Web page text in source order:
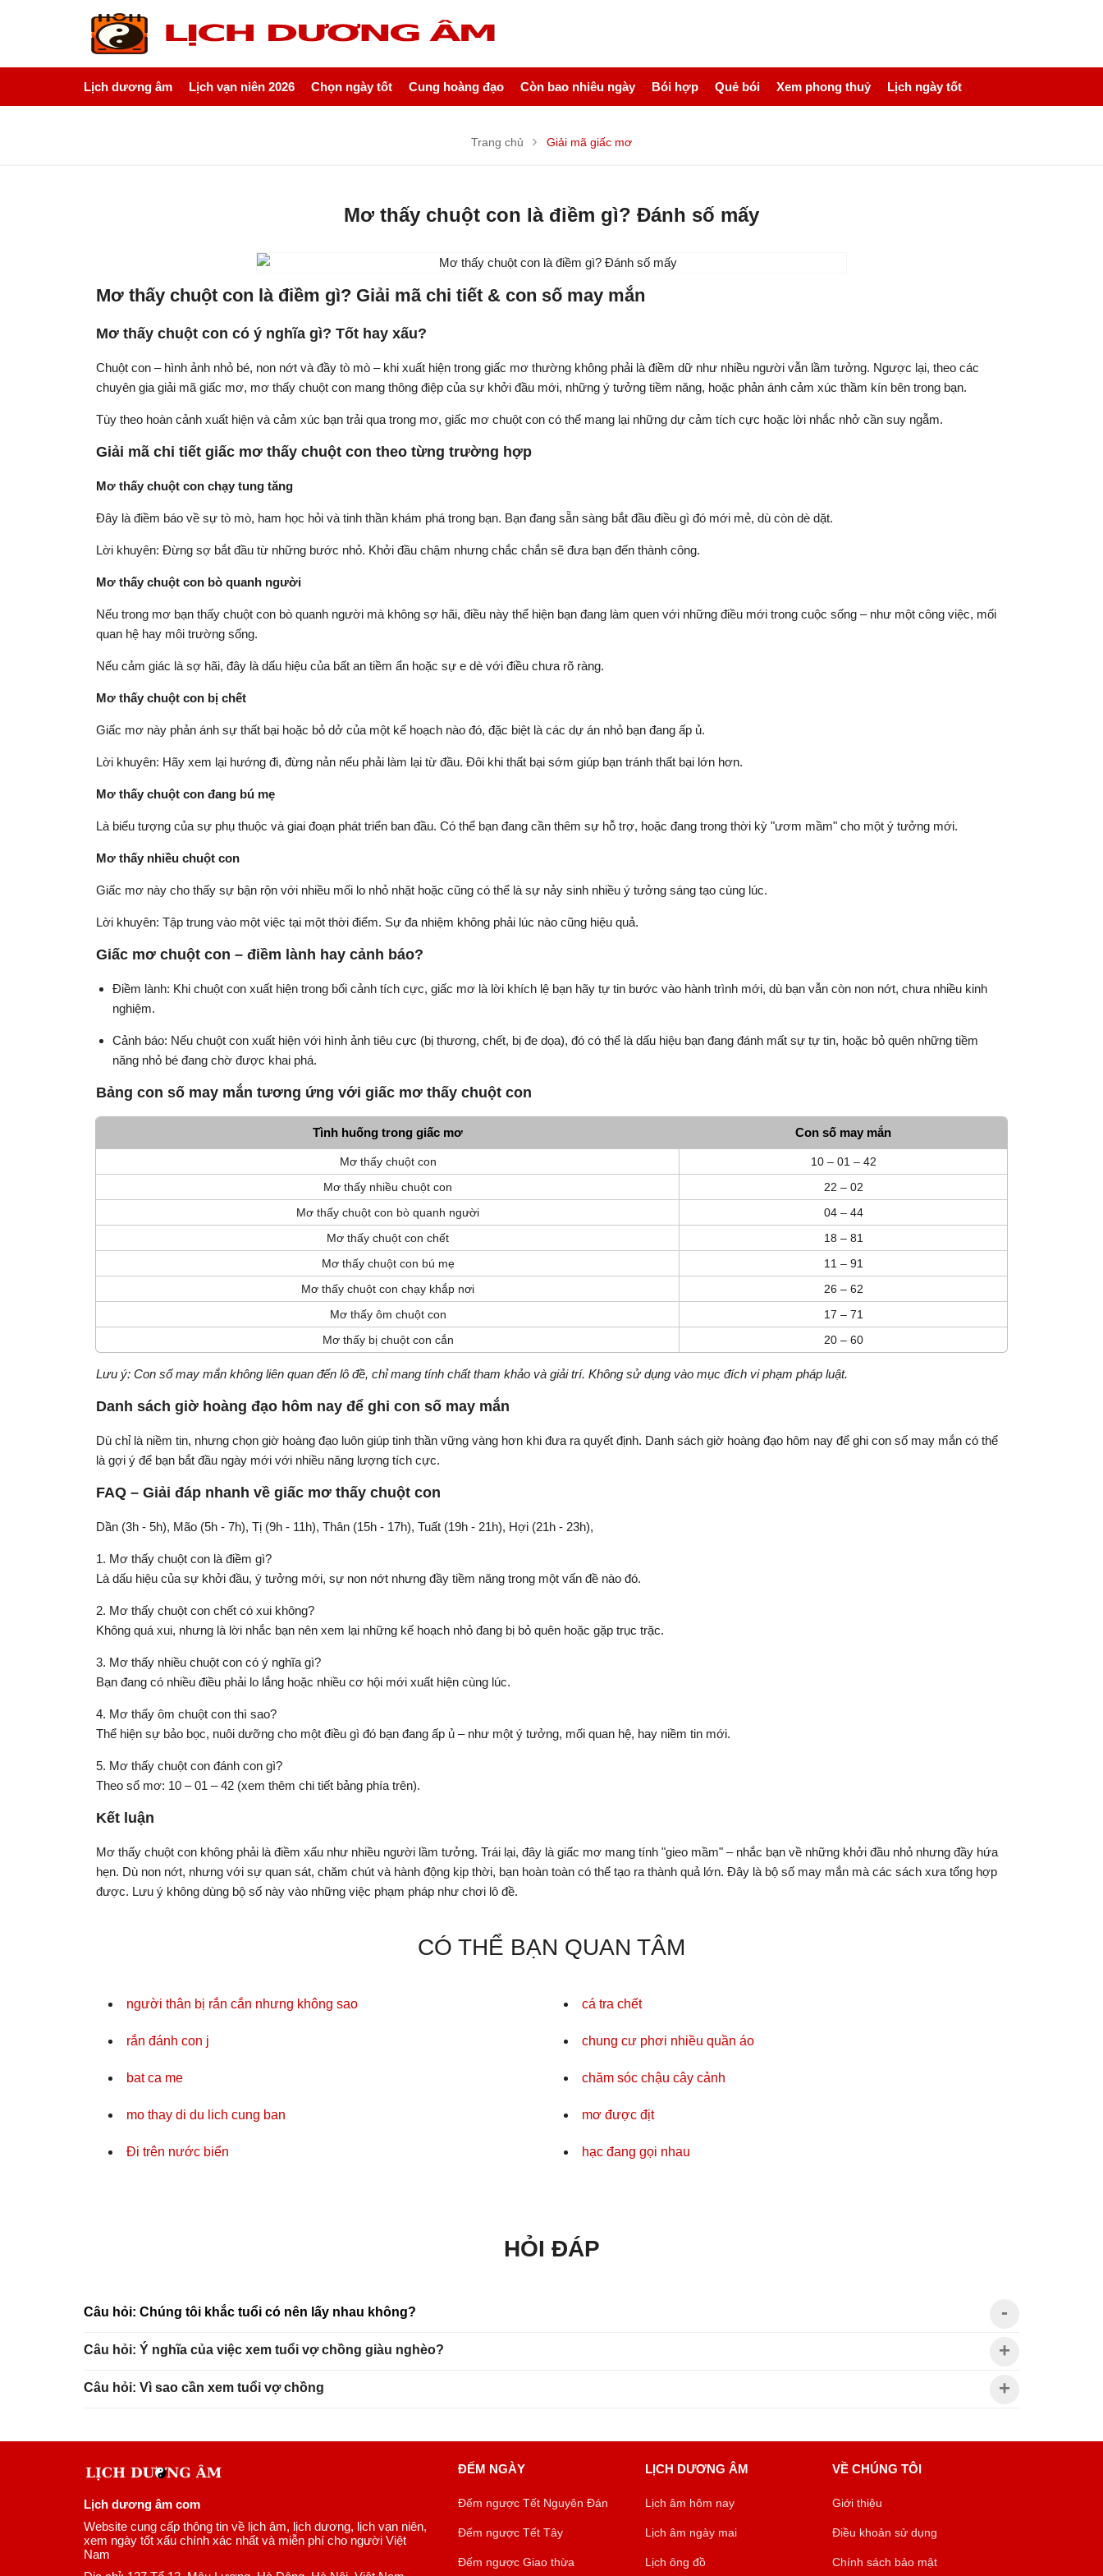
Lịch dương âm Lịch vạn niên 2026 Chọn ngày tốt Cung hoàng đạo Còn bao nhiêu ngày Bói hợp Quẻ bói Xem phong thuỷ Lịch ngày tốt
Trang chủ Giải mã giấc mơ
Mơ thấy chuột con là điềm gì? Đánh số mấy
Mơ thấy chuột con là điềm gì? Giải mã chi tiết & con số may mắn
Mơ thấy chuột con có ý nghĩa gì? Tốt hay xấu?
Chuột con – hình ảnh nhỏ bé, non nớt và đầy tò mò – khi xuất hiện trong giấc mơ thường không phải là điềm dữ như nhiều người vẫn lầm tưởng. Ngược lại, theo các
chuyên gia giải mã giấc mơ, mơ thấy chuột con mang thông điệp của sự khởi đầu mới, những ý tưởng tiềm năng, hoặc phản ánh cảm xúc thầm kín bên trong bạn.
Tùy theo hoàn cảnh xuất hiện và cảm xúc bạn trải qua trong mơ, giấc mơ chuột con có thể mang lại những dự cảm tích cực hoặc lời nhắc nhở cần suy ngẫm.
Giải mã chi tiết giấc mơ thấy chuột con theo từng trường hợp
Mơ thấy chuột con chạy tung tăng
Đây là điềm báo về sự tò mò, ham học hỏi và tinh thần khám phá trong bạn. Bạn đang sẵn sàng bắt đầu điều gì đó mới mẻ, dù còn dè dặt.
Lời khuyên: Đừng sợ bắt đầu từ những bước nhỏ. Khởi đầu chậm nhưng chắc chắn sẽ đưa bạn đến thành công.
Mơ thấy chuột con bò quanh người
Nếu trong mơ bạn thấy chuột con bò quanh người mà không sợ hãi, điều này thể hiện bạn đang làm quen với những điều mới trong cuộc sống – như một công việc, mối
quan hệ hay môi trường sống.
Nếu cảm giác là sợ hãi, đây là dấu hiệu của bất an tiềm ẩn hoặc sự e dè với điều chưa rõ ràng.
Mơ thấy chuột con bị chết
Giấc mơ này phản ánh sự thất bại hoặc bỏ dở của một kế hoạch nào đó, đặc biệt là các dự án nhỏ bạn đang ấp ủ.
Lời khuyên: Hãy xem lại hướng đi, đừng nản nếu phải làm lại từ đầu. Đôi khi thất bại sớm giúp bạn tránh thất bại lớn hơn.
Mơ thấy chuột con đang bú mẹ
Là biểu tượng của sự phụ thuộc và giai đoạn phát triển ban đầu. Có thể bạn đang cần thêm sự hỗ trợ, hoặc đang trong thời kỳ "ươm mầm" cho một ý tưởng mới.
Mơ thấy nhiều chuột con
Giấc mơ này cho thấy sự bận rộn với nhiều mối lo nhỏ nhặt hoặc cũng có thể là sự nảy sinh nhiều ý tưởng sáng tạo cùng lúc.
Lời khuyên: Tập trung vào một việc tại một thời điểm. Sự đa nhiệm không phải lúc nào cũng hiệu quả.
Giấc mơ chuột con – điềm lành hay cảnh báo?
Điềm lành: Khi chuột con xuất hiện trong bối cảnh tích cực, giấc mơ là lời khích lệ bạn hãy tự tin bước vào hành trình mới, dù bạn vẫn còn non nớt, chưa nhiều kinh
nghiệm.
Cảnh báo: Nếu chuột con xuất hiện với hình ảnh tiêu cực (bị thương, chết, bị đe dọa), đó có thể là dấu hiệu bạn đang đánh mất sự tự tin, hoặc bỏ quên những tiềm
năng nhỏ bé đang chờ được khai phá.
Bảng con số may mắn tương ứng với giấc mơ thấy chuột con
Tình huống trong giấc mơ Con số may mắn
Mơ thấy chuột con
10 – 01 – 42
Mơ thấy nhiều chuột con
22 – 02
Mơ thấy chuột con bò quanh người
04 – 44
Mơ thấy chuột con chết
18 – 81
Mơ thấy chuột con bú mẹ
11 – 91
Mơ thấy chuột con chạy khắp nơi
26 – 62
Mơ thấy ôm chuột con
17 – 71
Mơ thấy bị chuột con cắn
20 – 60
Lưu ý: Con số may mắn không liên quan đến lô đề, chỉ mang tính chất tham khảo và giải trí. Không sử dụng vào mục đích vi phạm pháp luật.
Danh sách giờ hoàng đạo hôm nay để ghi con số may mắn
Dù chỉ là niềm tin, nhưng chọn giờ hoàng đạo luôn giúp tinh thần vững vàng hơn khi đưa ra quyết định. Danh sách giờ hoàng đạo hôm nay để ghi con số may mắn có thể
là gợi ý để bạn bắt đầu ngày mới với nhiều năng lượng tích cực.
FAQ – Giải đáp nhanh về giấc mơ thấy chuột con
Dần (3h - 5h), Mão (5h - 7h), Tị (9h - 11h), Thân (15h - 17h), Tuất (19h - 21h), Hợi (21h - 23h),
1. Mơ thấy chuột con là điềm gì?
Là dấu hiệu của sự khởi đầu, ý tưởng mới, sự non nớt nhưng đầy tiềm năng trong một vấn đề nào đó.
2. Mơ thấy chuột con chết có xui không?
Không quá xui, nhưng là lời nhắc bạn nên xem lại những kế hoạch nhỏ đang bị bỏ quên hoặc gặp trục trặc.
3. Mơ thấy nhiều chuột con có ý nghĩa gì?
Bạn đang có nhiều điều phải lo lắng hoặc nhiều cơ hội mới xuất hiện cùng lúc.
4. Mơ thấy ôm chuột con thì sao?
Thể hiện sự bảo bọc, nuôi dưỡng cho một điều gì đó bạn đang ấp ủ – như một ý tưởng, mối quan hệ, hay niềm tin mới.
5. Mơ thấy chuột con đánh con gì?
Theo sổ mơ: 10 – 01 – 42 (xem thêm chi tiết bảng phía trên).
Kết luận
Mơ thấy chuột con không phải là điềm xấu như nhiều người lầm tưởng. Trái lại, đây là giấc mơ mang tính "gieo mầm" – nhắc bạn về những khởi đầu nhỏ nhưng đầy hứa
hẹn. Dù non nớt, nhưng với sự quan sát, chăm chút và hành động kịp thời, bạn hoàn toàn có thể tạo ra thành quả lớn. Đây là bộ số may mắn mà các sách xưa tổng hợp
được. Lưu ý không dùng bộ số này vào những việc phạm pháp như chơi lô đề.
CÓ THỂ BẠN QUAN TÂM
người thân bị rắn cắn nhưng không sao
rắn đánh con j
bat ca me
mo thay di du lich cung ban
Đi trên nước biển
cá tra chết
chung cư phơi nhiều quần áo
chăm sóc chậu cây cảnh
mơ được địt
hạc đang gọi nhau
HỎI ĐÁP
Câu hỏi: Chúng tôi khắc tuổi có nên lấy nhau không?
Câu hỏi: Ý nghĩa của việc xem tuổi vợ chồng giàu nghèo?
Câu hỏi: Vì sao cần xem tuổi vợ chồng
Lịch dương âm com
Website cung cấp thông tin về lịch âm, lịch dương, lịch vạn niên,
xem ngày tốt xấu chính xác nhất và miễn phí cho người Việt
Nam
ĐẾM NGÀY
Đếm ngược Tết Nguyên Đán
Đếm ngược Tết Tây
Đếm ngược Giao thừa
LỊCH DƯƠNG ÂM
Lịch âm hôm nay
Lịch âm ngày mai
Lịch ông đồ
VỀ CHÚNG TÔI
Giới thiệu
Điều khoản sử dụng
Chính sách bảo mật